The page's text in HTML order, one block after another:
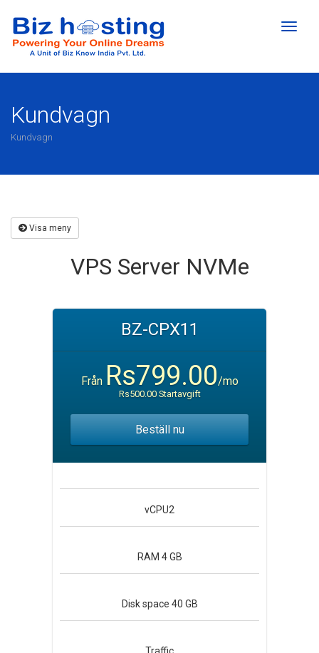
Toggle
Kundvagn
Kundvagn
Visa meny
VPS Server NVMe
BZ-CPX11
Från Rs799.00/mo
Rs500.00 Startavgift
Beställ nu
vCPU2
RAM 4 GB
Disk space 40 GB